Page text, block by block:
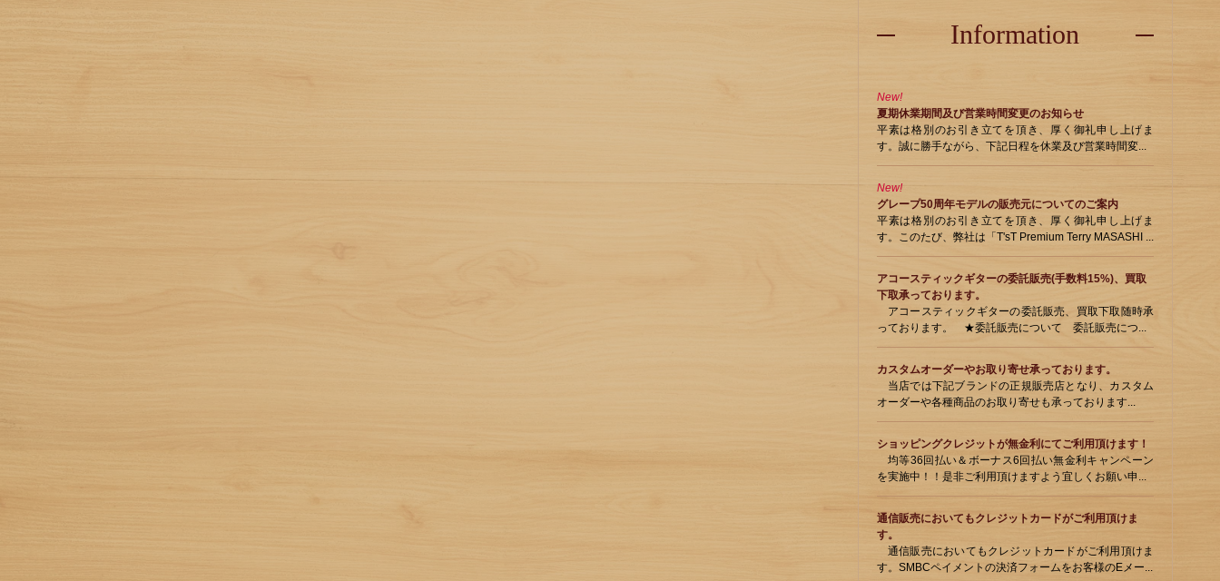
Information
New!
夏期休業期間及び営業時間変更のお知らせ
平素は格別のお引き立てを頂き、厚く御礼申し上げま
す。誠に勝手ながら、下記日程を休業及び営業時間変...
New!
グレープ50周年モデルの販売元についてのご案内
平素は格別のお引き立てを頂き、厚く御礼申し上げま
す。このたび、弊社は「T'sT Premium Terry MASASHI ...
アコースティックギターの委託販売(手数料15%)、買取
下取承っております。
アコースティックギターの委託販売、買取下取随時承
っております。 ★委託販売について 委託販売につ...
カスタムオーダーやお取り寄せ承っております。
当店では下記ブランドの正規販売店となり、カスタム
オーダーや各種商品のお取り寄せも承っております...
ショッピングクレジットが無金利にてご利用頂けます！
均等36回払い＆ボーナス6回払い無金利キャンペーン
を実施中！！是非ご利用頂けますよう宜しくお願い申...
通信販売においてもクレジットカードがご利用頂けま
す。
通信販売においてもクレジットカードがご利用頂けま
す。SMBCペイメントの決済フォームをお客様のEメー...